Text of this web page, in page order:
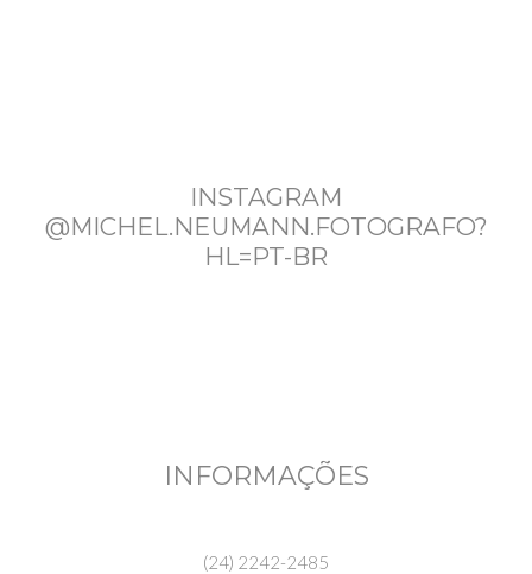
INSTAGRAM
@MICHEL.NEUMANN.FOTOGRAFO?
HL=PT-BR
INFORMAÇÕES
(24) 2242-2485